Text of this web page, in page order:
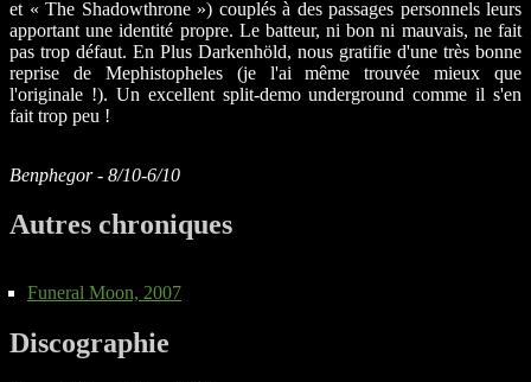
et « The Shadowthrone ») couplés à des passages personnels leurs
apportant une identité propre. Le batteur, ni bon ni mauvais, ne fait
pas trop défaut. En Plus Darkenhöld, nous gratifie d'une très bonne
reprise de Mephistopheles (je l'ai même trouvée mieux que
l'originale !). Un excellent split-demo underground comme il s'en
fait trop peu !
Benphegor - 8/10-6/10
Autres chroniques
Funeral Moon, 2007
Discographie